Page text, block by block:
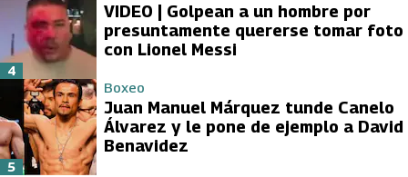
VIDEO | Golpean a un hombre por
presuntamente quererse tomar foto
con Lionel Messi
4
Boxeo
Juan Manuel Márquez tunde Canelo
Álvarez y le pone de ejemplo a David
Benavidez
5